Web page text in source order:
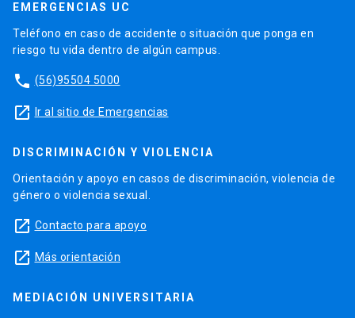
EMERGENCIAS UC
Teléfono en caso de accidente o situación que ponga en
riesgo tu vida dentro de algún campus.
phone (56)95504 5000
launch Ir al sitio de Emergencias
DISCRIMINACIÓN Y VIOLENCIA
Orientación y apoyo en casos de discriminación, violencia de
género o violencia sexual.
launch Contacto para apoyo
launch Más orientación
MEDIACIÓN UNIVERSITARIA